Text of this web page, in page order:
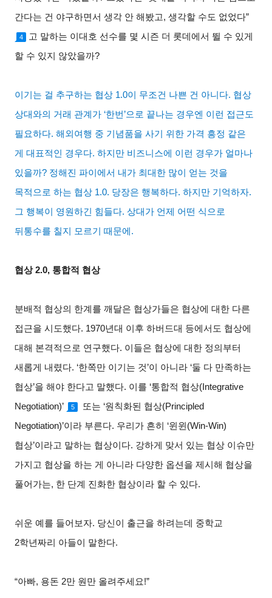
간다는 건 야구하면서 생각 안 해봤고,생각할 수도 없었다”
4
고 말하는 이대호 선수를 몇 시즌 더 롯데에서 뛸 수 있게
할 수 있지 않았을까?
이기는 걸 추구하는 협상 1.0이 무조건 나쁜 건 아니다. 협상
상대와의 거래 관계가 ‘한번 ’으로 끝나는 경우엔 이런 접근도
필요하다.해외여행 중 기념품을 사기 위한 가격 흥정 같은
게 대표적인 경우다.하지만 비즈니스에 이런 경우가 얼마나
있을까? 정해진 파이에서 내가 최대한 많이 얻는 것을
목적으로 하는 협상 1.0. 당장은 행복하다.하지만 기억하자.
그 행복이 영원하긴 힘들다.상대가 언제 어떤 식으로
뒤통수를 칠지 모르기 때문에 .
협상2.0, 통합적 협상
분배적 협상의 한계를 깨달은 협상가들은 협상에 대한 다른
접근을 시도했다. 1970년대 이후 하버드대 등에서도 협상에
대해 본격적으로 연구했다. 이들은 협상에 대한 정의부터
새롭게 내렸다. ‘한쪽만 이기는 것’이 아니라 ‘둘 다 만족하는
협상’을 해야 한다고 말했다. 이를 ‘통합적 협상(Integrative
Negotiation)’
5 또는 ‘원칙화된 협상(Principled
Negotiation)’이라 부른다. 우리가 흔히 ‘윈윈 (Win-Win)
협상’이라고 말하는 협상이다. 강하게 맞서 있는 협상 이슈만
가지고 협상을 하는 게 아니라 다양한 옵션을 제시해 협상을
풀어가는, 한 단계 진화한 협상이라 할 수 있다.
쉬운 예를 들어보자. 당신이 출근을 하려는데 중학교
2학년짜리 아들이 말한다.
“아빠, 용돈 2만 원만 올려주세요!”